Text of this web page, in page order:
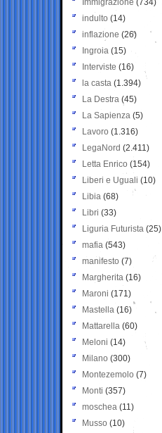
Immigrazione (734)
indulto (14)
inflazione (26)
Ingroia (15)
Interviste (16)
la casta (1.394)
La Destra (45)
La Sapienza (5)
Lavoro (1.316)
LegaNord (2.411)
Letta Enrico (154)
Liberi e Uguali (10)
Libia (68)
Libri (33)
Liguria Futurista (25)
mafia (543)
manifesto (7)
Margherita (16)
Maroni (171)
Mastella (16)
Mattarella (60)
Meloni (14)
Milano (300)
Montezemolo (7)
Monti (357)
moschea (11)
Musso (10)